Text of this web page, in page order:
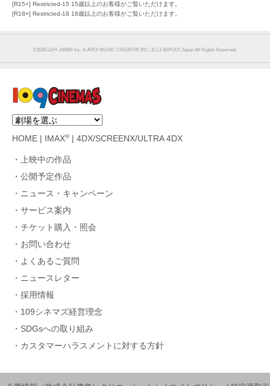
[R15+] Restricted-15 15歳以上のお客様がご覧いただけます。
[R18+] Restricted-18 18歳以上のお客様がご覧いただけます。
©︎2026 LDH JAPAN Inc. & AVEX MUSIC CREATIVE INC. & CJ 4DPLEX Japan All Rights Reserved.
HOME IMAX®| 4DX/SCREENX/ULTRA 4DX
上映中の作品
公開予定作品
ニュース・キャンペーン
サービス案内
チケット購入・照会
お問い合わせ
よくあるご質問
ニュースレター
採用情報
109シネマズ経営理念
SDGsへの取り組み
カスタマーハラスメントに対する方針